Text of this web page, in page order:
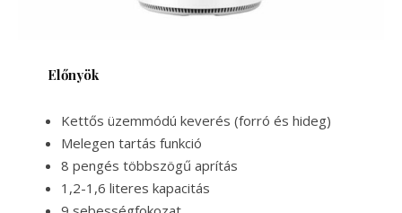
Előnyök
Kettős üzemmódú keverés (forró és hideg)
Melegen tartás funkció
8 pengés többszögű aprítás
1,2-1,6 literes kapacitás